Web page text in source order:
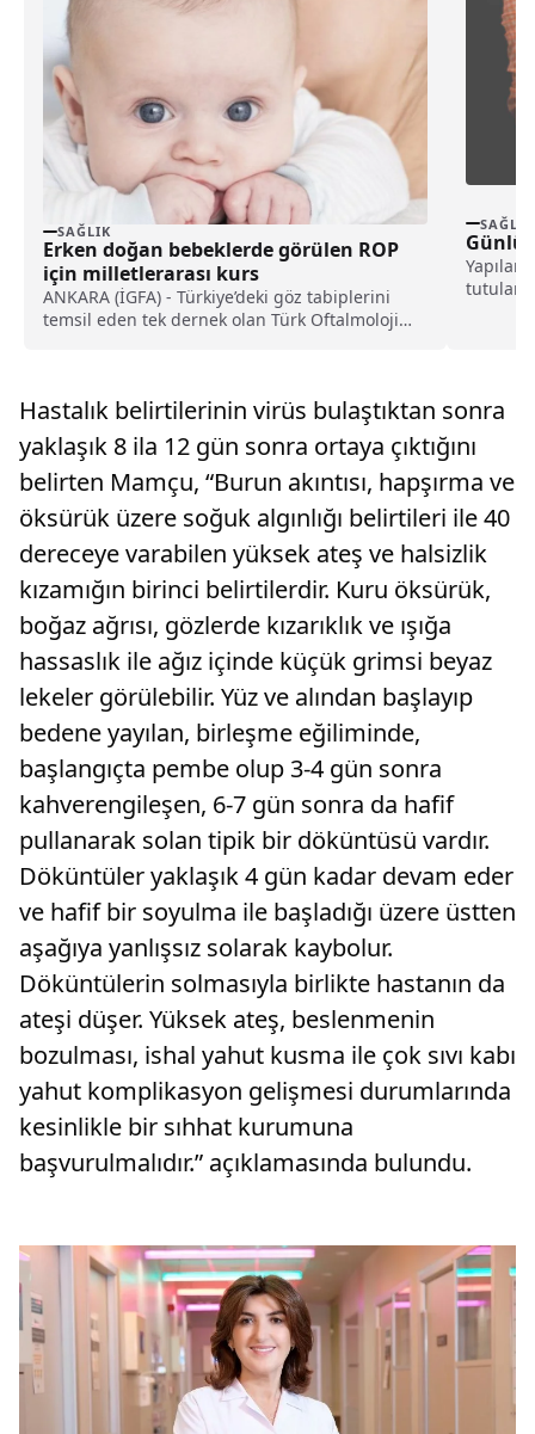
SAĞLIK
Erken doğan bebeklerde görülen ROP
için milletlerarası kurs
ANKARA (İGFA) - Türkiye’deki göz tabiplerini
temsil eden tek dernek olan Türk Oftalmoloji
SAĞLIK
tutulan
Hastalık belirtilerinin virüs bulaştıktan sonra
yaklaşık 8 ila 12 gün sonra ortaya çıktığını
belirten Mamçu, “Burun akıntısı, hapşırma ve
öksürük üzere soğuk algınlığı belirtileri ile 40
dereceye varabilen yüksek ateş ve halsizlik
kızamığın birinci belirtilerdir. Kuru öksürük,
boğaz ağrısı, gözlerde kızarıklık ve ışığa
hassaslık ile ağız içinde küçük grimsi beyaz
lekeler görülebilir. Yüz ve alından başlayıp
bedene yayılan, birleşme eğiliminde,
başlangıçta pembe olup 3-4 gün sonra
kahverengileşen, 6-7 gün sonra da hafif
pullanarak solan tipik bir döküntüsü vardır.
Döküntüler yaklaşık 4 gün kadar devam eder
ve hafif bir soyulma ile başladığı üzere üstten
aşağıya yanlışsız solarak kaybolur.
Döküntülerin solmasıyla birlikte hastanın da
ateşi düşer. Yüksek ateş, beslenmenin
bozulması, ishal yahut kusma ile çok sıvı kabı
yahut komplikasyon gelişmesi durumlarında
kesinlikle bir sıhhat kurumuna
başvurulmalıdır.” açıklamasında bulundu.